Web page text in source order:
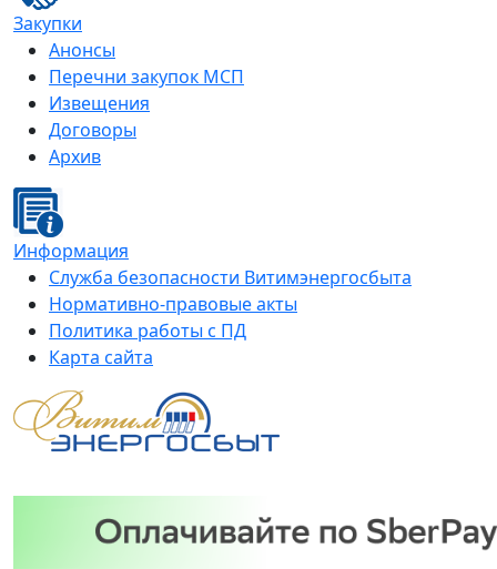
Закупки
Анонсы
Перечни закупок МСП
Извещения
Договоры
Архив
Информация
Служба безопасности Витимэнергосбыта
Нормативно-правовые акты
Политика работы с ПД
Карта сайта